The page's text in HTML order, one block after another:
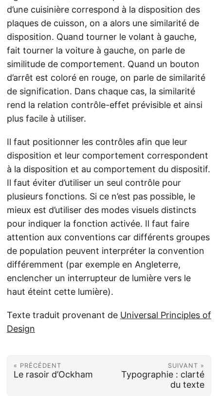
d’une cuisinière correspond à la disposition des
plaques de cuisson, on a alors une similarité de
disposition. Quand tourner le volant à gauche,
fait tourner la voiture à gauche, on parle de
similitude de comportement. Quand un bouton
d’arrêt est coloré en rouge, on parle de similarité
de signification. Dans chaque cas, la similarité
rend la relation contrôle-effet prévisible et ainsi
plus facile à utiliser.
Il faut positionner les contrôles afin que leur
disposition et leur comportement correspondent
à la disposition et au comportement du dispositif.
Il faut éviter d’utiliser un seul contrôle pour
plusieurs fonctions. Si ce n’est pas possible, le
mieux est d’utiliser des modes visuels distincts
pour indiquer la fonction activée. Il faut faire
attention aux conventions car différents groupes
de population peuvent interpréter la convention
différemment (par exemple en Angleterre,
enclencher un interrupteur de lumière vers le
haut éteint cette lumière).
Texte traduit provenant de Universal Principles of
Design
« PRÉCÉDENT
Le rasoir d’Ockham
SUIVANT »
Typographie : clarté
du texte